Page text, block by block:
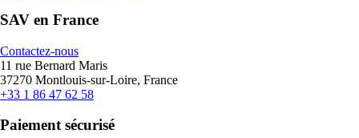
SAV en France
Contactez-nous
11 rue Bernard Maris
37270 Montlouis-sur-Loire, France
+33 1 86 47 62 58
Paiement sécurisé